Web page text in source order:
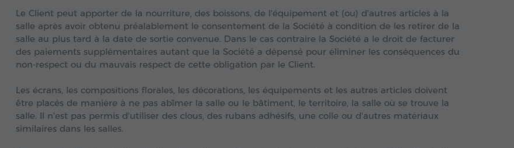
Le Client peut apporter de la nourriture, des boissons, de l'équipement et (ou) d'autres articles à la
salle après avoir obtenu préalablement le consentement de la Société à condition de les retirer de la
salle au plus tard à la date de sortie convenue. Dans le cas contraire la Société a le droit de facturer
des paiements supplémentaires autant que la Société a dépensé pour éliminer les conséquences du
non-respect ou du mauvais respect de cette obligation par le Client.
Les écrans, les compositions florales, les décorations, les équipements et les autres articles doivent
être placés de manière à ne pas abîmer la salle ou le bâtiment, le territoire, la salle où se trouve la
salle. Il n'est pas permis d'utiliser des clous, des rubans adhésifs, une colle ou d'autres matériaux
similaires dans les salles.